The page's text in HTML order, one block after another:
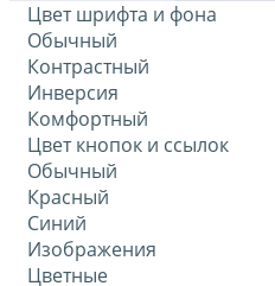
Цвет шрифта и фона
Обычный
Контрастный
Инверсия
Комфортный
Цвет кнопок и ссылок
Обычный
Красный
Синий
Изображения
Цветные